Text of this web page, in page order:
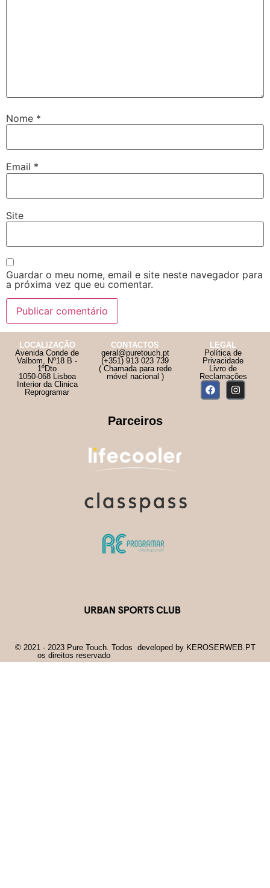
Nome *
Email *
Site
Guardar o meu nome, email e site neste navegador para
a próxima vez que eu comentar.
LOCALIZAÇÃO
Avenida Conde de
Valbom, Nº18 B -
1ºDto
1050-068 Lisboa
Interior da Clinica
Reprogramar
CONTACTOS
geral@puretouch.pt
(+351) 913 023 739
( Chamada para rede
móvel nacional )
LEGAL
Política de
Privacidade
Livro de
Reclamações
Parceiros
© 2021 - 2023 Pure Touch. Todos
os direitos reservado
developed by KEROSERWEB.PT